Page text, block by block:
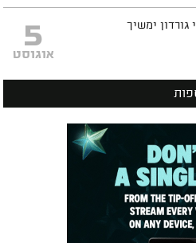
גורדון ימשיך
5
אוגוסט